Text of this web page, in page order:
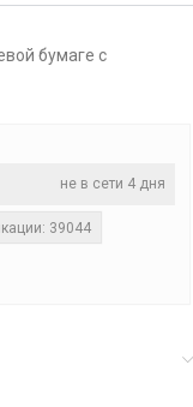
бумаге с
не в сети 4 дня
39044